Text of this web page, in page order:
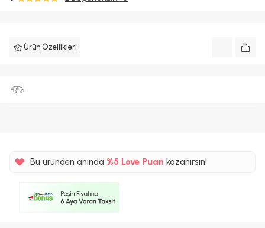
Ürün Özellikleri
Bu üründen anında %5 Love Puan kazanırsın!